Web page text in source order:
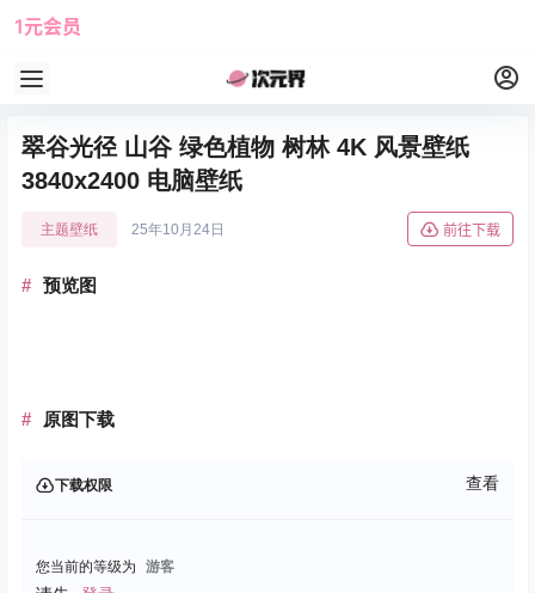
1元会员
翠谷光径 山谷 绿色植物 树林 4K 风景壁纸
3840x2400 电脑壁纸
主题壁纸 25年10月24日 前往下载
预览图
原图下载
下载权限 查看
您当前的等级为 游客